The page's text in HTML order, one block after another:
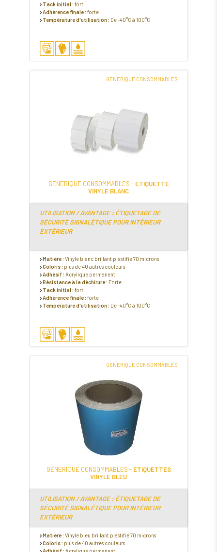
Tack initial : fort
Adhérence finale : forte
Température d'utilisation : De -40°C à 100°C
GENERIQUE CONSOMMABLES
GENERIQUE CONSOMMABLES - ETIQUETTE
VINYLE BLANC
UTILISATION / AVANTAGE : ÉTIQUETAGE DE
SÉCURITÉ SIGNALÉTIQUE POUR INTÉRIEUR
EXTÉRIEUR
Matière : Vinyle blanc brillant plastifié 70 microns
Coloris : plus de 40 autres couleurs
Adhésif : Acrylique permanent
Résistance à la déchirure : Forte
Tack initial : fort
Adhérence finale : forte
Température d'utilisation : De -40°C à 100°C
GENERIQUE CONSOMMABLES
GENERIQUE CONSOMMABLES - ETIQUETTES
VINYLE BLEU
UTILISATION / AVANTAGE : ÉTIQUETAGE DE
SÉCURITÉ SIGNALÉTIQUE POUR INTÉRIEUR
EXTÉRIEUR
Matière : Vinyle bleu brillant plastifié 70 microns
Coloris : plus de 40 autres couleurs
Adhésif : Acrylique permanent